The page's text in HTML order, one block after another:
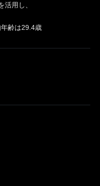
活用し、
齢は29.4歳